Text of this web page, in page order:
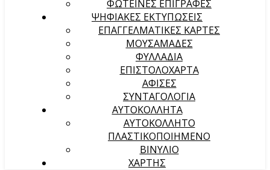
ΦΩΤΕΙΝΕΣ ΕΠΙΓΡΑΦΕΣ
ΨΗΦΙΑΚΕΣ ΕΚΤΥΠΩΣΕΙΣ
ΕΠΑΓΓΕΛΜΑΤΙΚΕΣ ΚΑΡΤΕΣ
ΜΟΥΣΑΜΑΔΕΣ
ΦΥΛΛΑΔΙΑ
ΕΠΙΣΤΟΛΟΧΑΡΤΑ
ΑΦΙΣΕΣ
ΣΥΝΤΑΓΟΛΟΓΙΑ
ΑΥΤΟΚΟΛΛΗΤΑ
ΑΥΤΟΚΟΛΛΗΤΟ
ΠΛΑΣΤΙΚΟΠΟΙΗΜΕΝΟ
ΒΙΝΥΛΙΟ
ΧΑΡΤΗΣ